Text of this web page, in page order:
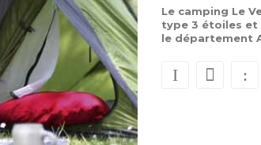
Le camping Le
type 3 étoiles et
le département